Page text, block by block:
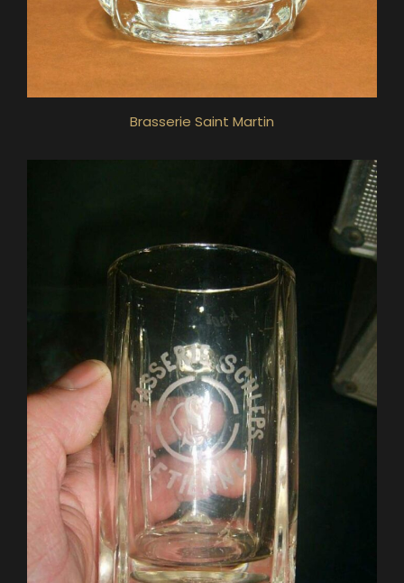
Brasserie Saint Martin